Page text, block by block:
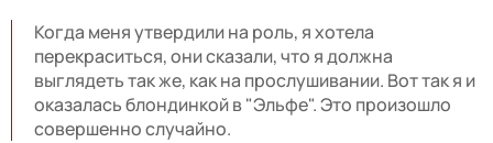
Когда меня утвердили на роль, я хотела
перекраситься, они сказали, что я должна
выглядеть так же, как на прослушивании. Вот так я и
оказалась блондинкой в ​​"Эльфе". Это произошло
совершенно случайно.